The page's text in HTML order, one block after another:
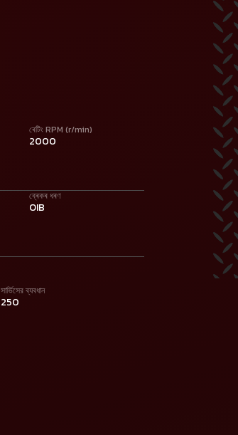
ৰেটিং RPM (r/min)
2000
ব্ৰেকৰ ধৰণ
OIB
সার্ভিসের ব্যবধান
250